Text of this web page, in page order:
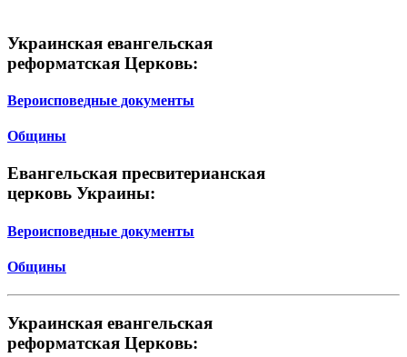
Украинская евангельская
реформатская Церковь:
Вероисповедные документы
Общины
Евангельская пресвитерианская
церковь Украины:
Вероисповедные документы
Общины
Украинская евангельская
реформатская Церковь: